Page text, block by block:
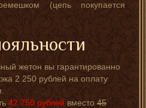
(цепь покупается
жетон вы гарантированно
2 250 рублей на оплату
42 750 рублей вместо45